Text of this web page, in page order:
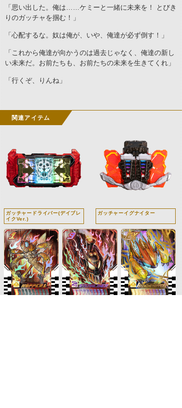
「思い出した。俺は……ケミーと一緒に未来を！ とびき
りのガッチャを掴む！」
「心配するな。奴は俺が、いや、俺達が必ず倒す！」
「これから俺達が向かうのは過去じゃなく、俺達の新し
い未来だ。お前たちも、お前たちの未来を生きてくれ」
「行くぞ、りんね」
関連アイテム
ガッチャードライバー(デイブレ
イクVer.)
ガッチャーイグナイター